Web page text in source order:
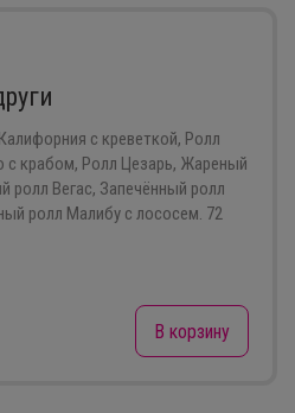
с креветкой, Ролл
с крабом, Ролл Цезарь, Жареный
ролл Вегас, Запечённый ролл
ролл Малибу с лососем. 72
В корзину